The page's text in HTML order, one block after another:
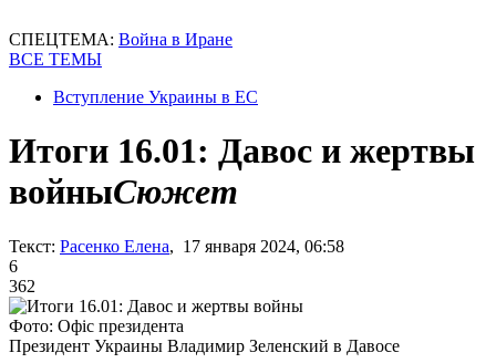
СПЕЦТЕМА: Война в Иране
ВСЕ ТЕМЫ
Вступление Украины в ЕС
Итоги 16.01: Давос и жертвы
войныСюжет
Текст: Расенко Елена, 17 января 2024, 06:58
6
362
Фото: Офіс президента
Президент Украины Владимир Зеленский в Давосе